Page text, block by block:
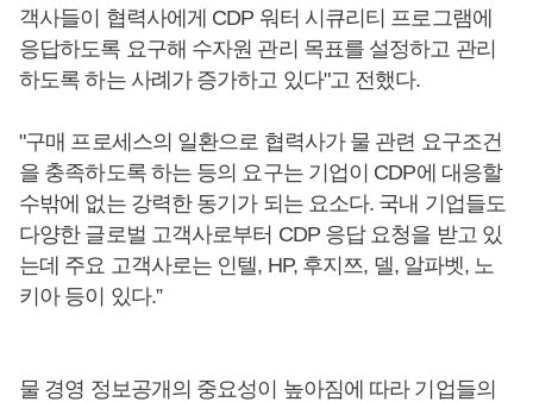
객사들이 협력사에게 CDP 워터 시큐리티 프로그램에
응답하도록 요구해 수자원 관리 목표를 설정하고 관리
하도록 하는 사례가 증가하고 있다"고 전했다.
"구매 프로세스의 일환으로 협력사가 물 관련 요구조건
을 충족하도록 하는 등의 요구는 기업이 CDP에 대응할
수밖에 없는 강력한 동기가 되는 요소다. 국내 기업들도
다양한 글로벌 고객사로부터 CDP 응답 요청을 받고 있
는데 주요 고객사로는 인텔, HP, 후지쯔, 델, 알파벳, 노
키아 등이 있다.”
물 경영 정보공개의 중요성이 높아짐에 따라 기업들의